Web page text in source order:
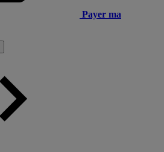
Payer ma